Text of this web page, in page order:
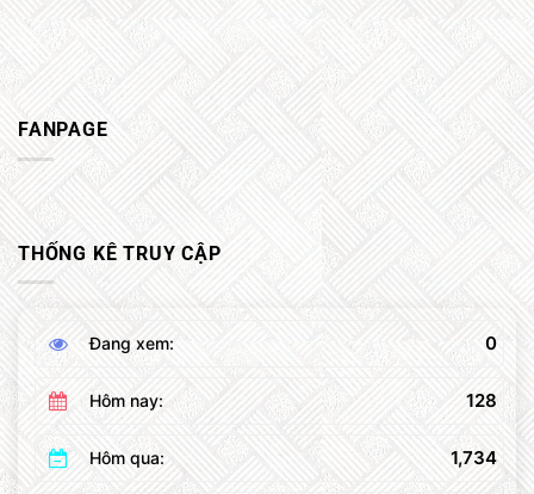
FANPAGE
THỐNG KÊ TRUY CẬP
Đang xem: 0
Hôm nay: 128
Hôm qua: 1,734